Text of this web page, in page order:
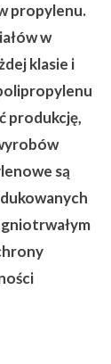
propylenu.
w
klasie i
produkcję,
są